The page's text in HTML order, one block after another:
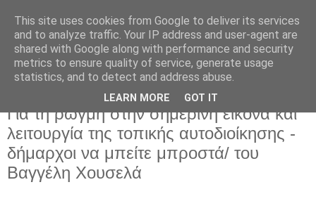
Κυριακή 11 Δεκεμβρίου 2016
Για τη ρωγμή στην σημερινή εικόνα και
λειτουργία της τοπικής αυτοδιοίκησης -
δήμαρχοι να μπείτε μπροστά/ του
Βαγγέλη Χουσελά
This site uses cookies from Google to deliver its services
and to analyze traffic. Your IP address and user-agent are
shared with Google along with performance and security
metrics to ensure quality of service, generate usage
statistics, and to detect and address abuse.
LEARN MORE GOT IT